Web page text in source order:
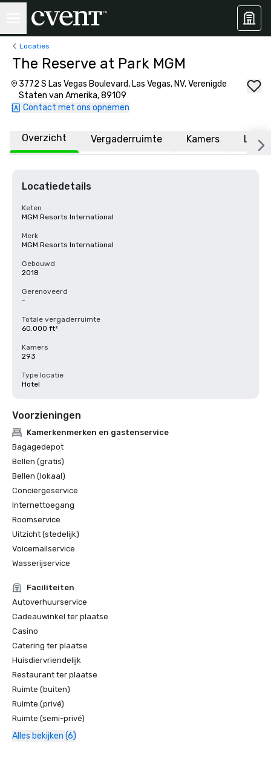
Locaties
The Reserve at Park MGM
3772 S Las Vegas Boulevard, Las Vegas, NV, Verenigde
Staten van Amerika, 89109
Contact met ons opnemen
Overzicht Vergaderruimte Kamers
Locatiedetails
Keten
MGM Resorts International
Merk
MGM Resorts International
Gebouwd
2018
Gerenoveerd
-
Totale vergaderruimte
60.000 ft²
Kamers
293
Type locatie
Hotel
Voorzieningen
Kamerkenmerken en gastenservice
Bagagedepot
Bellen (gratis)
Bellen (lokaal)
Conciërgeservice
Internettoegang
Roomservice
Uitzicht (stedelijk)
Voicemailservice
Wasserijservice
Faciliteiten
Autoverhuurservice
Cadeauwinkel ter plaatse
Casino
Catering ter plaatse
Huisdiervriendelijk
Restaurant ter plaatse
Ruimte (buiten)
Ruimte (privé)
Ruimte (semi-privé)
Alles bekijken (6)